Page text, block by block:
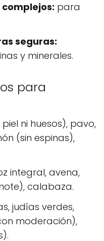
para
seguras:
y minerales.
para
ni huesos), pavo,
(sin espinas),
integral, avena,
calabaza.
judías verdes,
moderación),